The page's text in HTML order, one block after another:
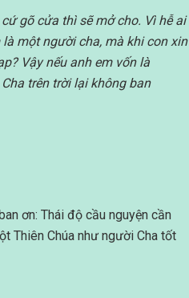
gõ cửa thì sẽ mở cho. Vì hễ ai
một người cha, mà khi con xin
Vậy nếu anh em vốn là
trên trời lại không ban
ơn: Thái độ cầu nguyện cần
Thiên Chúa như người Cha tốt